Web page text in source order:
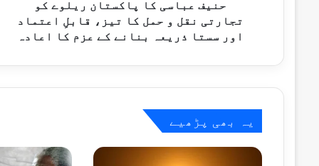
1 گھنٹہ پہلے
تیز،
ذریعہ
بنانے
عزم
حنیف عباسی کا پاکستان ریلوے کو
تجارتی نقل و حمل کا تیز، قابلِ اعتماد
اور سستا ذریعہ بنانے کے عزم کا اعادہ
یہ بھی پڑھیے